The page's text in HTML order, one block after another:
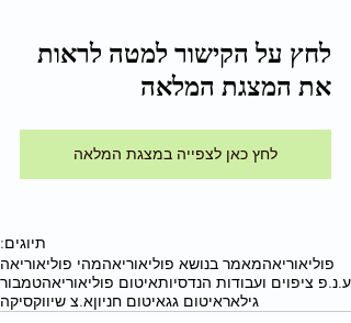
לחץ על הקישור למטה לראות
את המצגת המלאה
לחץ כאן לצפייה במצגת המלאה
תיוגים:
פוליאוריאהמאמר בנושא פוליאוריאהמהי פוליאוריאה
ע.נ.פ ציפוים ועבודות הנדסיותאיטום פוליאוריאהטמבור
גילאראיטום גגאיטום חניוןא.צ שיווקסיקה